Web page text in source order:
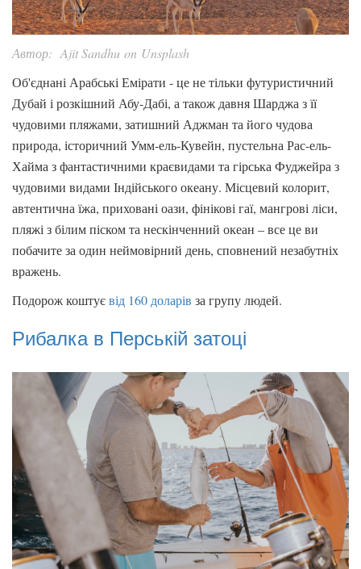
Автор: Ajit Sandhu on Unsplash
Об'єднані Арабські Емірати - це не тільки футуристичний
Дубай і розкішний Абу-Дабі, а також давня Шарджа з її
чудовими пляжами, затишний Аджман та його чудова
природа, історичний Умм-ель-Кувейн, пустельна Рас-ель-
Хайма з фантастичними краєвидами та гірська Фуджейра з
чудовими видами Індійського океану. Місцевий колорит,
автентична їжа, приховані оази, фінікові гаї, мангрові ліси,
пляжі з білим піском та нескінченний океан – все це ви
побачите за один неймовірний день, сповнений незабутніх
вражень.
Подорож коштуєвід 160 доларів за групу людей.
Рибалка в Перській затоці